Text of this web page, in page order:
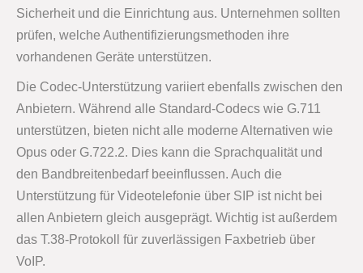
Sicherheit und die Einrichtung aus. Unternehmen sollten
prüfen, welche Authentifizierungsmethoden ihre
vorhandenen Geräte unterstützen.
Die Codec-Unterstützung variiert ebenfalls zwischen den
Anbietern. Während alle Standard-Codecs wie G.711
unterstützen, bieten nicht alle moderne Alternativen wie
Opus oder G.722.2. Dies kann die Sprachqualität und
den Bandbreitenbedarf beeinflussen. Auch die
Unterstützung für Videotelefonie über SIP ist nicht bei
allen Anbietern gleich ausgeprägt. Wichtig ist außerdem
das T.38-Protokoll für zuverlässigen Faxbetrieb über
VoIP.